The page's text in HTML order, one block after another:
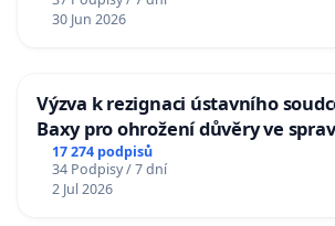
30 Jun 2026
Výzva k rezignaci ústavního
Baxy pro ohrožení důvěry ve
17 274 podpisů
34 Podpisy / 7 dní
2 Jul 2026